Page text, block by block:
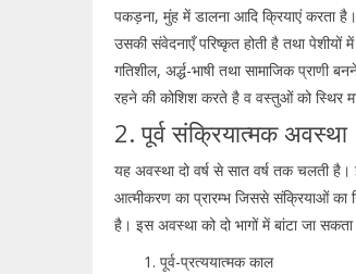
पकड़ना, मुंह में डालना आदि क्रियाएं करता
उसकी संवेदनाएँ परिष्कृत होती है तथा
गतिशील, अर्द्ध-भाषी तथा सामाजिक
रहने की कोशिश करते है व वस्तुओं को स्थिर
2. पूर्व संक्रियात्मक अवस्था
यह अवस्था दो वर्ष से सात वर्ष तक चलती
आत्मीकरण का प्रारम्भ जिससे संक्रियाओं का
है। इस अवस्था को दो भागों में बांटा जा
पूर्व-प्रत्ययात्मक काल